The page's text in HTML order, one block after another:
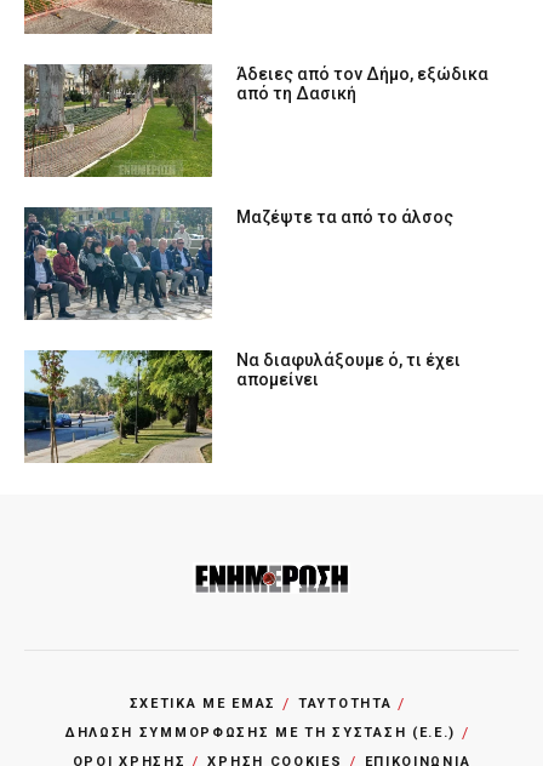
Άδειες από τον Δήμο, εξώδικα
από τη Δασική
Μαζέψτε τα από το άλσος
Να διαφυλάξουμε ό, τι έχει
απομείνει
ΣΧΕΤΙΚΑ ΜΕ ΕΜΑΣ
ΤΑΥΤΟΤΗΤΑ
ΔΗΛΩΣΗ ΣΥΜΜΟΡΦΩΣΗΣ ΜΕ ΤΗ ΣΥΣΤΑΣΗ (Ε.Ε.)
ΌΡΟΙ ΧΡΗΣΗΣ
ΧΡΗΣΗ COOKIES ΕΠΙΚΟΙΝΩΝΙΑ